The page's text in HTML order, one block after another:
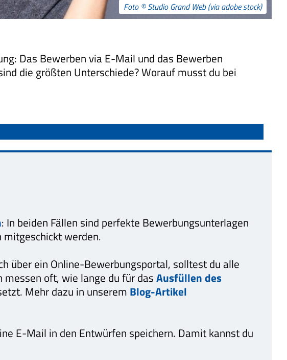
Foto © Studio Grand Web (via adobe stock)
Das Bewerben via E-Mail und das Bewerben
die größten Unterschiede? Worauf musst du bei
: In beiden Fällen sind perfekte Bewerbungsunterlagen
werden.
über ein Online-Bewerbungsportal, solltest du alle
oft, wie lange du für dasAusfüllen des
Mehr dazu in unserem Blog-Artikel
E-Mail in den Entwürfen speichern. Damit kannst du